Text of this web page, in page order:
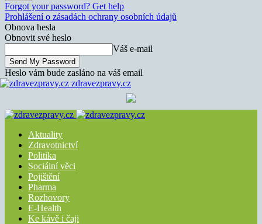
Forgot your password? Get help
Prohlášení o zásadách ochrany osobních údajů
Obnova hesla
Obnovit své heslo
Váš e-mail
Heslo vám bude zasláno na váš email
zdravezpravy.cz
Aktuality
Zdravotnictví
Politika
Sociální věci
Pojištění
Pharma
Rozhovory
E-Health
Ke kávě i čaji